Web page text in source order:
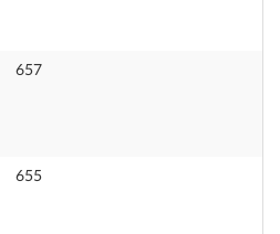
657
655